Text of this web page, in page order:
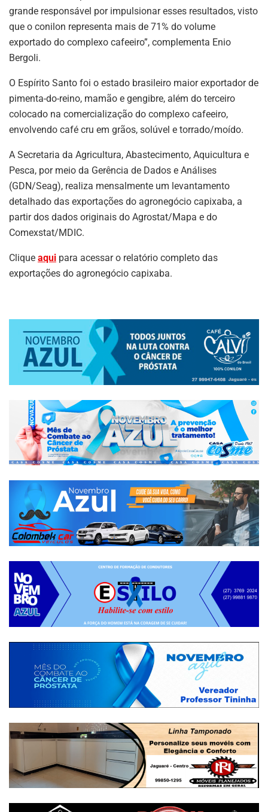
grande responsável por impulsionar esses resultados, visto
que o conilon representa mais de 71% do volume
exportado do complexo cafeeiro”, complementa Enio
Bergoli.
O Espírito Santo foi o estado brasileiro maior exportador de
pimenta-do-reino, mamão e gengibre, além do terceiro
colocado na comercialização do complexo cafeeiro,
envolvendo café cru em grãos, solúvel e torrado/moído.
A Secretaria da Agricultura, Abastecimento, Aquicultura e
Pesca, por meio da Gerência de Dados e Análises
(GDN/Seag), realiza mensalmente um levantamento
detalhado das exportações do agronegócio capixaba, a
partir dos dados originais do Agrostat/Mapa e do
Comexstat/MDIC.
Clique aqui para acessar o relatório completo das
exportações do agronegócio capixaba.